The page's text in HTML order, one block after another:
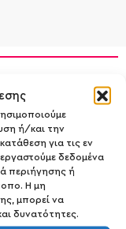
ή/και την
για τις εν
δεδομένα
περιήγησης ή
Η μη
μπορεί να
δυνατότητες.